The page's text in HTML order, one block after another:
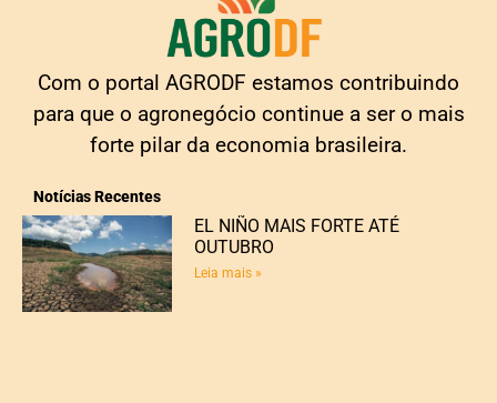
Com o portal AGRODF estamos contribuindo
para que o agronegócio continue a ser o mais
forte pilar da economia brasileira.
Notícias Recentes
EL NIÑO MAIS FORTE ATÉ
OUTUBRO
Leia mais »